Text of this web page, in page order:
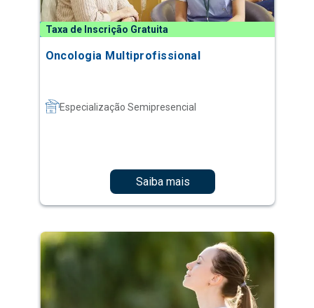
Taxa de Inscrição Gratuita
Oncologia Multiprofissional
Especialização Semipresencial
Saiba mais